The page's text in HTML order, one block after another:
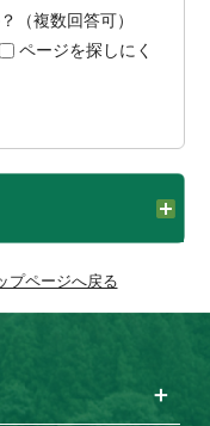
（複数回答可）
ページを探しにく
プページへ戻る